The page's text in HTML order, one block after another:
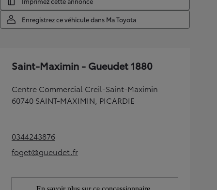
Enregistrez ce véhicule dans Ma Toyota
Saint-Maximin - Gueudet 1880
Centre Commercial Creil-Saint-Maximin
60740 SAINT-MAXIMIN, PICARDIE
0344243876(Opens in new tab)
foget@gueudet.fr
(Opens in new tab)